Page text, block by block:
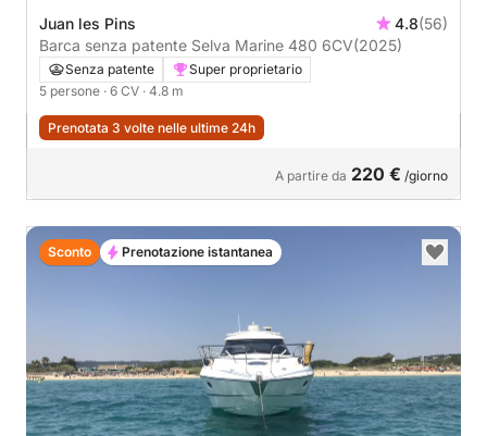
Juan les Pins 4.8(56)
Barca senza patente Selva Marine 480 6CV(2025)
Senza patente
Super proprietario
5 persone · 6 CV · 4.8 m
Prenotata 3 volte nelle ultime 24h
A partire da 220 € /giorno
Sconto Prenotazione istantanea